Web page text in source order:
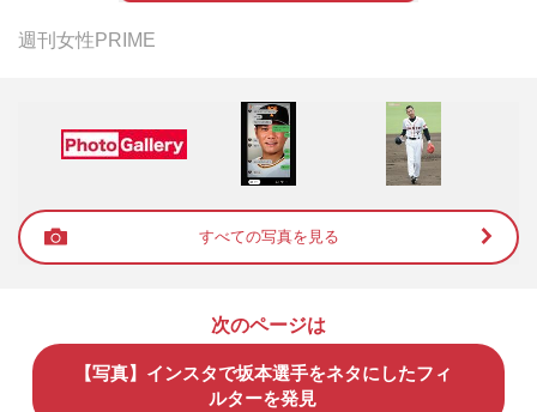
週刊女性PRIME
すべての写真を見る
次のページは
【写真】インスタで坂本選手をネタにしたフィ
ルターを発見